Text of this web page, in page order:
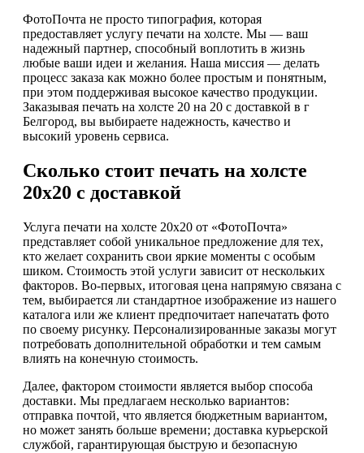
ФотоПочта не просто типография, которая
предоставляет услугу печати на холсте. Мы — ваш
надежный партнер, способный воплотить в жизнь
любые ваши идеи и желания. Наша миссия — делать
процесс заказа как можно более простым и понятным,
при этом поддерживая высокое качество продукции.
Заказывая печать на холсте 20 на 20 с доставкой в г
Белгород, вы выбираете надежность, качество и
высокий уровень сервиса.
Сколько стоит печать на холсте
20х20 с доставкой
Услуга печати на холсте 20х20 от «ФотоПочта»
представляет собой уникальное предложение для тех,
кто желает сохранить свои яркие моменты с особым
шиком. Стоимость этой услуги зависит от нескольких
факторов. Во-первых, итоговая цена напрямую связана с
тем, выбирается ли стандартное изображение из нашего
каталога или же клиент предпочитает напечатать фото
по своему рисунку. Персонализированные заказы могут
потребовать дополнительной обработки и тем самым
влиять на конечную стоимость.
Далее, фактором стоимости является выбор способа
доставки. Мы предлагаем несколько вариантов:
отправка почтой, что является бюджетным вариантом,
но может занять больше времени; доставка курьерской
службой, гарантирующая быструю и безопасную